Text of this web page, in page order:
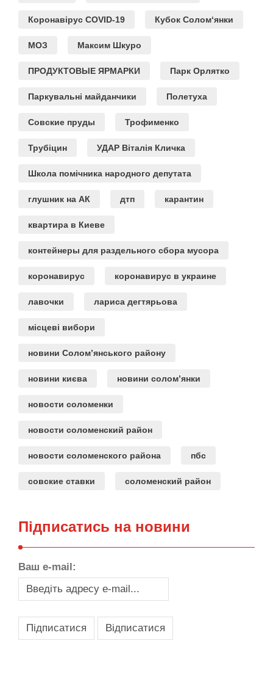
Коронавірус COVID-19 Кубок Солом‘янки
МОЗ Максим Шкуро
ПРОДУКТОВЫЕ ЯРМАРКИ Парк Орлятко
Паркувальні майданчики Полетуха
Совские пруды Трофименко
Трубіцин УДАР Віталія Кличка
Школа помічника народного депутата
глушник на АК дтп карантин
квартира в Киеве
контейнеры для раздельного сбора мусора
коронавирус коронавирус в украине
лавочки лариса дегтярьова
місцеві вибори
новини Солом’янського району
новини києва новини солом’янки
новости соломенки
новости соломенский район
новости соломенского района пбс
совские ставки соломенский район
Підписатись на новини
Ваш e-mail: